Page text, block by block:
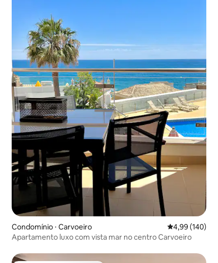
Condomínio ⋅ Carvoeiro 4,99 de uma
4,99 (140)
Apartamento luxo com vista mar no centro Carvoeiro